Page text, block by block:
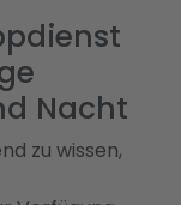
Nacht
zu wissen,